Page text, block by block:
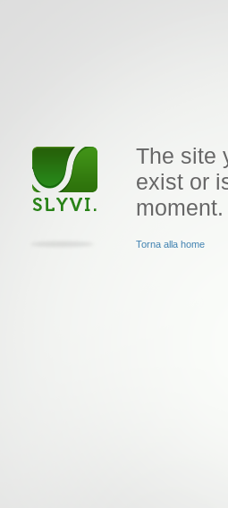
The site
exist or
moment.
Torna alla home